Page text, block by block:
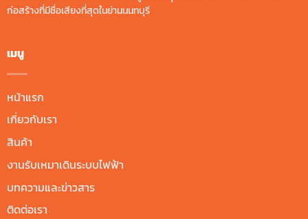
ก่อสร้างที่มีชื่อเสียงที่สุดในย่านนนทบุรี
เมนู
หน้าแรก
เกี่ยวกับเรา
สินค้า
งานรับเหมาเดินระบบไฟฟ้า
บทความและข่าวสาร
ติดต่อเรา